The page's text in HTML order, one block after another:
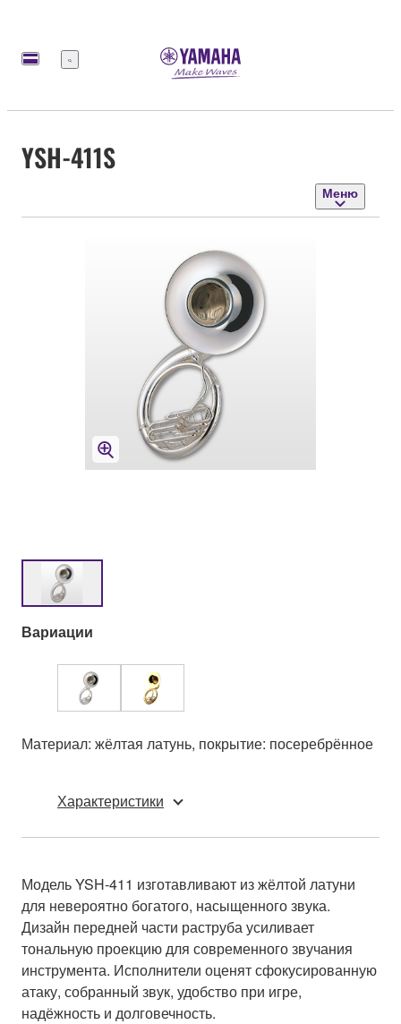
Меню
YSH-411S
Меню
Вариации
Материал: жёлтая латунь, покрытие: посеребрённое
Характеристики
Модель YSH-411 изготавливают из жёлтой латуни
для невероятно богатого, насыщенного звука.
Дизайн передней части раструба усиливает
тональную проекцию для современного звучания
инструмента. Исполнители оценят сфокусированную
атаку, собранный звук, удобство при игре,
надёжность и долговечность.